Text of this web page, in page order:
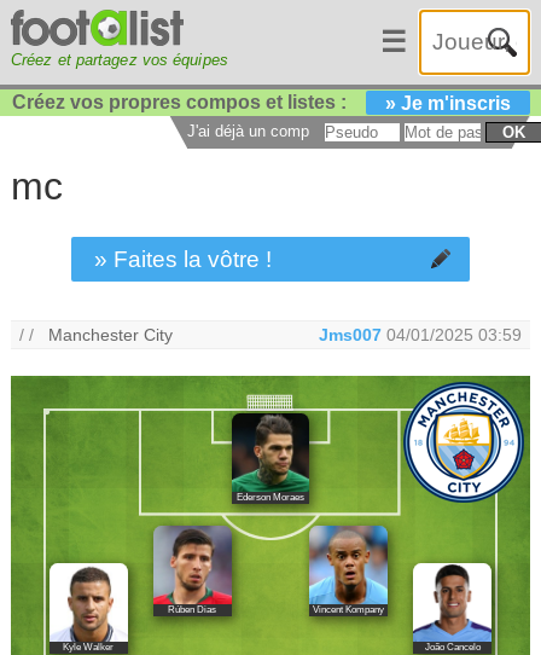
Créez et partagez vos équipes
☰
Créez vos propres compos et listes : » Je m'inscris
J'ai déjà un compte : OK
mc
» Faites la vôtre !
/ / Manchester City Jms007 04/01/2025 03:59
Ederson Moraes
Kyle Walker
Rúben Dias Vincent Kompany
João Cancelo